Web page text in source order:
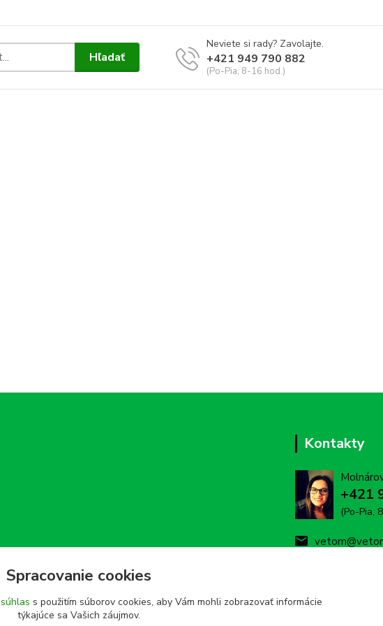
Hľadať
Neviete si rady? Zavolajte.
+421 949 790 882
(Po-Pia, 8-16 hod.)
Kontakty
+421
(Po-Pia,
Spracovanie cookies
súhlas s použitím súborov cookies, aby Vám mohli zobrazovať informácie
týkajúce sa Vašich záujmov.